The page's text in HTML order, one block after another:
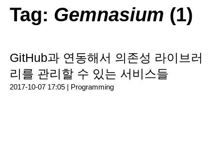
Tag: Gemnasium (1)
GitHub과 연동해서 의존성 라이브러
리를 관리할 수 있는 서비스들
2017-10-07 17:05 | Programming